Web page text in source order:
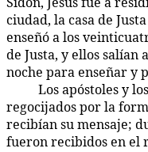
ciudad, la casa de
enseñó a los
de Justa, y ellos salían
noche para enseñar y
Los apóstoles y
regocijados por la
recibían su mensaje;
fueron recibidos en el